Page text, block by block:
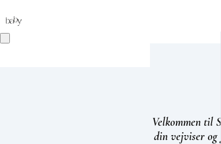
Velkommen til
din vejviser og